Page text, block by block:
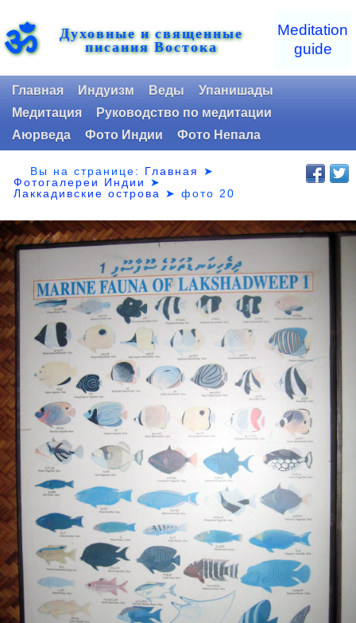
ॐ Духовные и священные
писания Востока
Meditation
guide
Главная Индуизм Веды
Упанишады
Медитация
Руководство по медитации
Аюрведа
Фото Индии Фото Непала
Вы на странице: Главная
➤
Фотогалереи Индии
➤
Лаккадивские острова
➤фото 20